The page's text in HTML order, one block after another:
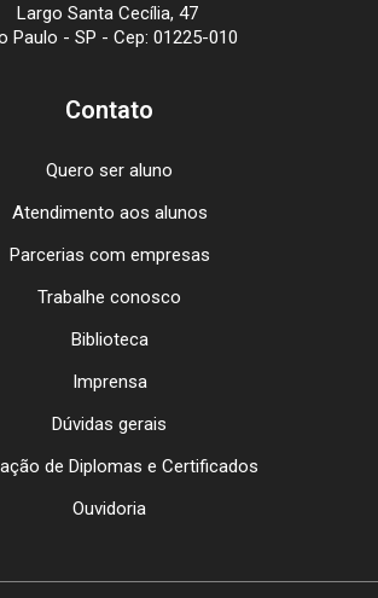
Largo Santa Cecília, 47
Paulo - SP - Cep: 01225-010
Contato
Quero ser aluno
Atendimento aos alunos
Parcerias com empresas
Trabalhe conosco
Biblioteca
Imprensa
Dúvidas gerais
de Diplomas e Certificados
Ouvidoria